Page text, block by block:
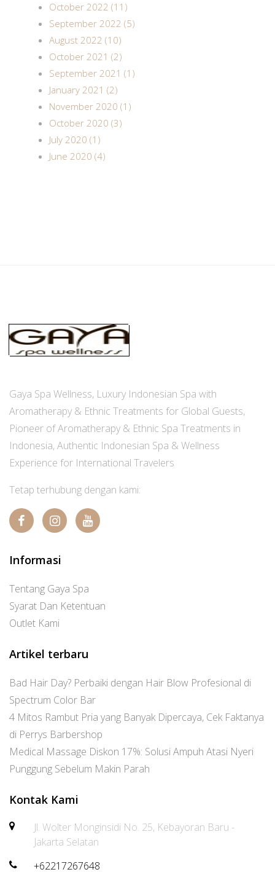
October 2022 (11)
September 2022 (5)
August 2022 (10)
October 2021 (2)
September 2021 (1)
January 2021 (2)
November 2020 (1)
October 2020 (3)
July 2020 (1)
June 2020 (4)
Gaya Spa Wellness, Luxury Indonesian Spa with
Aromatherapy & Ethnic Treatments for Global Guests,
Pioneer of Aromatherapy & Ethnic Spa Treatments in
Indonesia, Authentic Indonesian Spa & Wellness
Experience for International Travelers
Tetap terhubung dengan kami:
Informasi
Tentang Gaya Spa
Syarat Dan Ketentuan
Outlet Kami
Artikel terbaru
Bad Hair Day? Perbaiki dengan Hair Blow Profesional di
Spectrum Color Bar
4 Mitos Rambut Pria yang Banyak Dipercaya, Cek Faktanya
di Perrys Barbershop
Medical Massage Diskon 17%: Solusi Ampuh Atasi Nyeri
Punggung Sebelum Makin Parah
Kontak Kami
Jl. Wolter Monginsidi No. 25, Kebayoran Baru -
Jakarta Selatan
+62217267648